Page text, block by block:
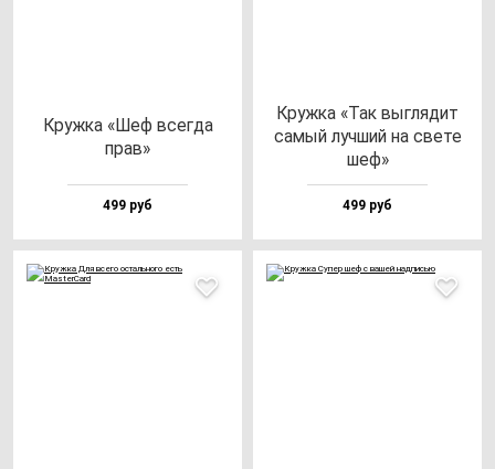
Круж­ка «Шеф всег­да
прав»
499 руб
Круж­ка «Так выг­ля­дит
са­мый луч­ший на све­те
шеф»
499 руб